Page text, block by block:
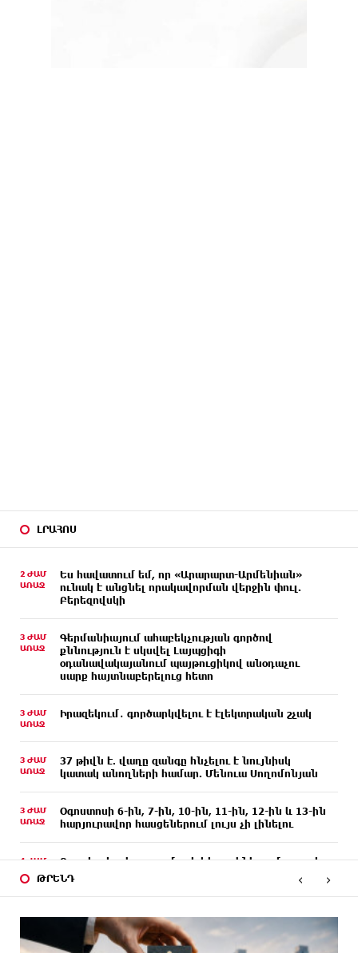
ԼՐԱՀՈՍ
2 ԺԱՄ
ԱՌԱՋ
Ես հավատում եմ, որ «Արարարտ-Արմենիան»
ունակ է անցնել որակավորման վերջին փուլ.
Բերեզովսկի
3 ԺԱՄ
ԱՌԱՋ
Գերմանիայում ահաբեկչության գործով
քննություն է սկսվել Լայպցիգի
օդանավակայանում պայթուցիկով անօդաչու
սարք հայտնաբերելուց հետո
3 ԺԱՄ
ԱՌԱՋ
Իրազեկում․ գործարկվելու է էլեկտրական շչակ
3 ԺԱՄ
ԱՌԱՋ
37 թիվն է. վաղը զանգը հնչելու է նույնիսկ
կատակ անողների համար. Մենուա Սողոմոնյան
3 ԺԱՄ
ԱՌԱՋ
Օգոստոսի 6-ին, 7-ին, 10-ին, 11-ին, 12-ին և 13-ին
հարյուրավոր հասցեներում լույս չի լինելու
4 ԺԱՄ
Ջուր հավաքեք․ բազմաթիվ հասցեներում ջուր չի
լինելու
նոր ռեկորդներ
ԹՐԵՆԴ ‹ ›